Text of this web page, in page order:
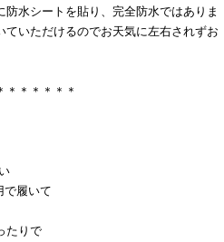
水シートを貼り、完全防水ではありま
いただけるのでお天気に左右されずお
＊＊＊＊＊＊
で履いて
たりで